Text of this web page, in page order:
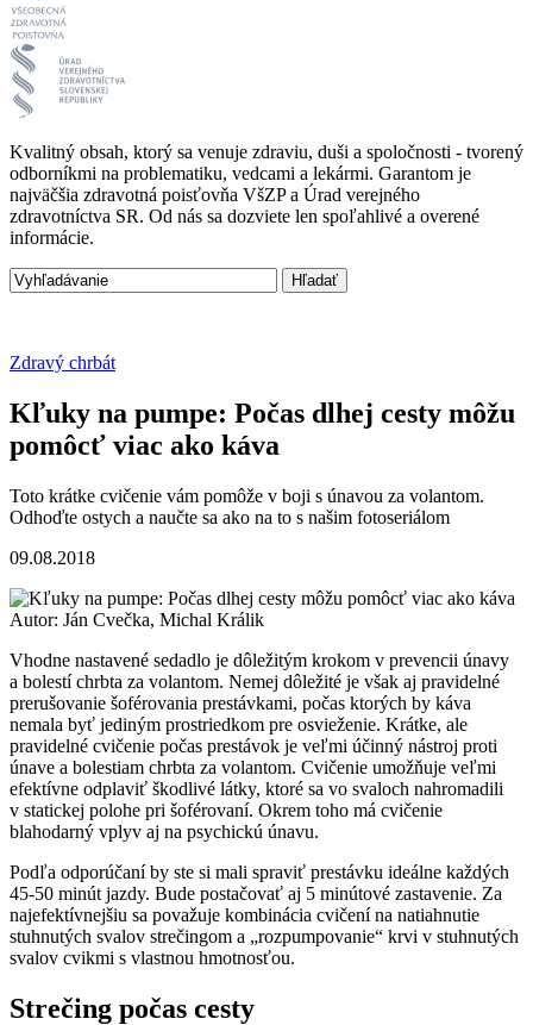
Kvalitný obsah, ktorý sa venuje zdraviu, duši a spoločnosti - tvorený
odborníkmi na problematiku, vedcami a lekármi. Garantom je
najväčšia zdravotná poisťovňa VšZP a Úrad verejného
zdravotníctva SR. Od nás sa dozviete len spoľahlivé a overené
informácie.
Zdravý chrbát
Kľuky na pumpe: Počas dlhej cesty môžu
pomôcť viac ako káva
Toto krátke cvičenie vám pomôže v boji s únavou za volantom.
Odhoďte ostych a naučte sa ako na to s našim fotoseriálom
09.08.2018
Autor: Ján Cvečka, Michal Králik
Vhodne nastavené sedadlo je dôležitým krokom v prevencii únavy
a bolestí chrbta za volantom. Nemej dôležité je však aj pravidelné
prerušovanie šoférovania prestávkami, počas ktorých by káva
nemala byť jediným prostriedkom pre osvieženie. Krátke, ale
pravidelné cvičenie počas prestávok je veľmi účinný nástroj proti
únave a bolestiam chrbta za volantom. Cvičenie umožňuje veľmi
efektívne odplaviť škodlivé látky, ktoré sa vo svaloch nahromadili
v statickej polohe pri šoférovaní. Okrem toho má cvičenie
blahodarný vplyv aj na psychickú únavu.
Podľa odporúčaní by ste si mali spraviť prestávku ideálne každých
45-50 minút jazdy. Bude postačovať aj 5 minútové zastavenie. Za
najefektívnejšiu sa považuje kombinácia cvičení na natiahnutie
stuhnutých svalov strečingom a „rozpumpovanie“ krvi v stuhnutých
svalov cvikmi s vlastnou hmotnosťou.
Strečing počas cesty